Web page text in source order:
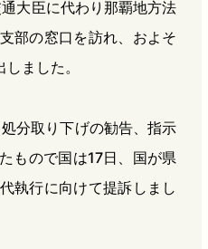
大臣に代わり那覇地方法
部の窓口を訪れ、およそ
ました。
分取り下げの勧告、指示
もので国は17日、国が県
執行に向けて提訴しまし